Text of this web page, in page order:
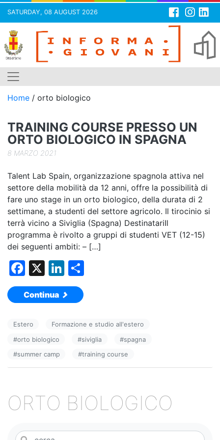
SATURDAY, 08 AUGUST 2026
Skip
content
Home / orto biologico
TRAINING COURSE PRESSO UN
ORTO BIOLOGICO IN SPAGNA
8 MARZO 2021
Talent Lab Spain, organizzazione spagnola attiva nel
settore della mobilità da 12 anni, offre la possibilità di
fare uno stage in un orto biologico, della durata di 2
settimane, a studenti del settore agricolo. Il tirocinio si
terrà vicino a Siviglia (Spagna) DestinatariIl
programma è rivolto a gruppi di studenti VET (12-15)
dei seguenti ambiti: – […]
F
a
c
b
o
o
X
Li
n
k
dI vi
di
Continua
Estero
Formazione e studio all'estero
#orto biologico #siviglia #spagna
#summer camp #training course
ORTO BIOLOGICO